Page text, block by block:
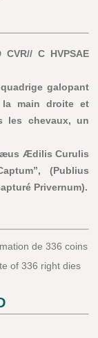
CVR// C HVPSAE
galopant
main droite et
les chevaux, un
Ædilis Curulis
(Publius
Privernum).
de 336 coins
of 336 right dies